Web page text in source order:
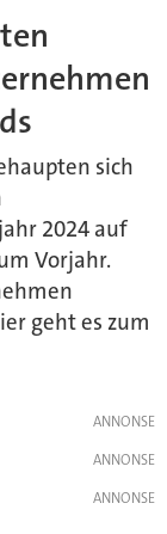
sich
2024 auf
Vorjahr.
geht es zum